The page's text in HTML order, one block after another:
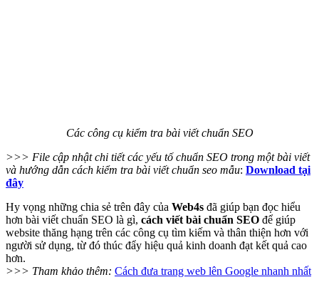
Các công cụ kiểm tra bài viết chuẩn SEO
>>> File cập nhật chi tiết các yếu tố chuẩn SEO trong một bài viết
và hướng dẫn cách kiểm tra bài viết chuẩn seo mẫu: Download tại
đây
Hy vọng những chia sẻ trên đây của Web4s đã giúp bạn đọc hiểu
hơn bài viết chuẩn SEO là gì, cách viết bài chuẩn SEO để giúp
website thăng hạng trên các công cụ tìm kiếm và thân thiện hơn với
người sử dụng, từ đó thúc đẩy hiệu quả kinh doanh đạt kết quả cao
hơn.
>>> Tham khảo thêm: Cách đưa trang web lên Google nhanh nhất